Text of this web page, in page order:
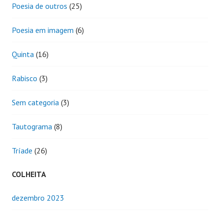
Poesia de outros (25)
Poesia em imagem (6)
Quinta (16)
Rabisco (3)
Sem categoria (3)
Tautograma (8)
Tríade (26)
COLHEITA
dezembro 2023